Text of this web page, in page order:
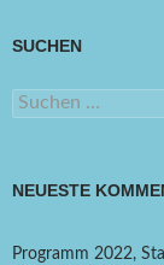
SUCHEN
Suchen
nach:
NEUESTE
Programm 2022,